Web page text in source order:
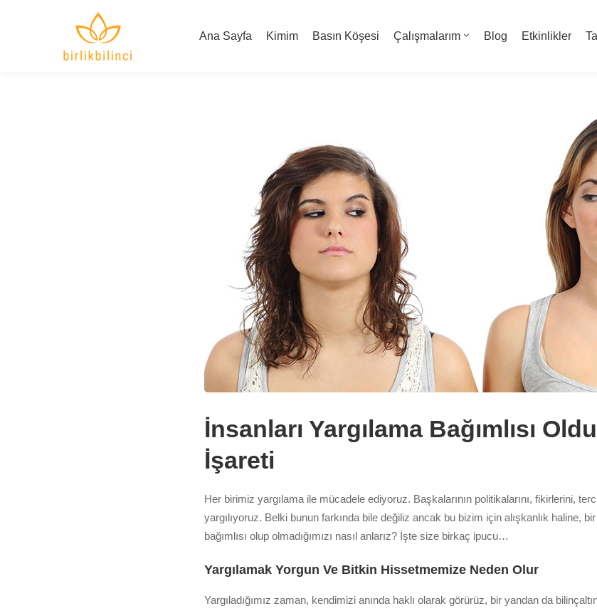
Ana Sayfa Kimim Basın Köşesi Çalışmalarım Blog Etkinlikler
İnsanları Yargılama Bağımlısı
İşareti
Her birimiz yargılama ile mücadele ediyoruz. Başkalarının politikalarını, fikirlerini,
yargılıyoruz. Belki bunun farkında bile değiliz ancak bu bizim için alışkanlık haline, bir
bağımlısı olup olmadığımızı nasıl anlarız? İşte size birkaç ipucu…
Yargılamak Yorgun Ve Bitkin Hissetmemize Neden Olur
Yargıladığımız zaman, kendimizi anında haklı olarak görürüz, bir yandan da